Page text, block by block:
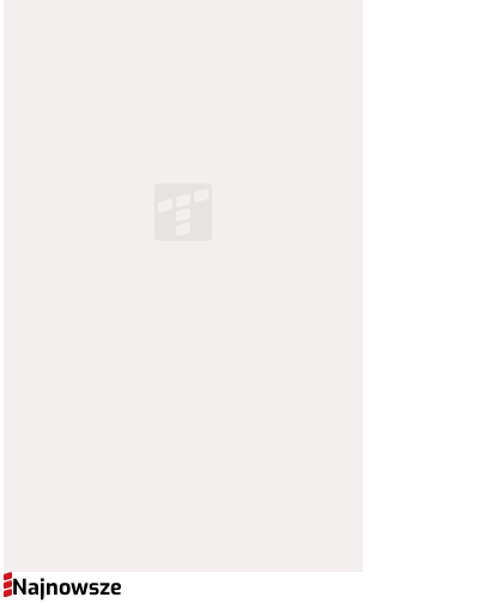
Najnowsze